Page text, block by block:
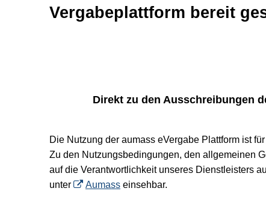
Vergabeplattform bereit
Direkt zu den Ausschreibungen
Die Nutzung der aumass eVergabe Plattform ist
Zu den Nutzungsbedingungen, den allgemeinen
auf die Verantwortlichkeit unseres Dienstleisters
unter
Aumass einsehbar.